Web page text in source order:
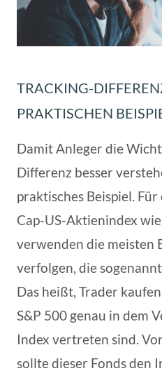
TRACKING-
PRAKTISCHEN
Damit Anleger die
Differenz besser
praktisches Beispiel.
Cap-US-Aktienindex
verwenden die meisten
verfolgen, die
Das heißt, Trader
S&P 500 genau in dem
Index vertreten sind.
sollte dieser Fonds den